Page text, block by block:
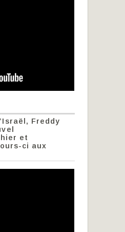
Freddy
et
ci aux